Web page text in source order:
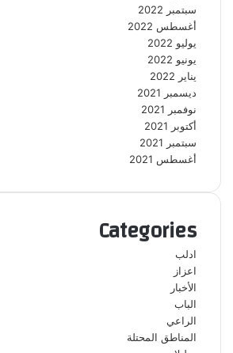
سبتمبر 2022
أغسطس 2022
يوليو 2022
يونيو 2022
يناير 2022
ديسمبر 2021
نوفمبر 2021
أكتوبر 2021
سبتمبر 2021
أغسطس 2021
Categories
ادلب
اعزاز
الأخبار
الباب
الراعي
المناطق المحتلة